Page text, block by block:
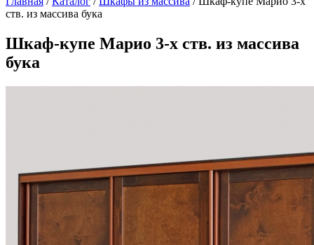
ств. из массива бука
Шкаф-купе Марио 3-х ств. из массива
бука